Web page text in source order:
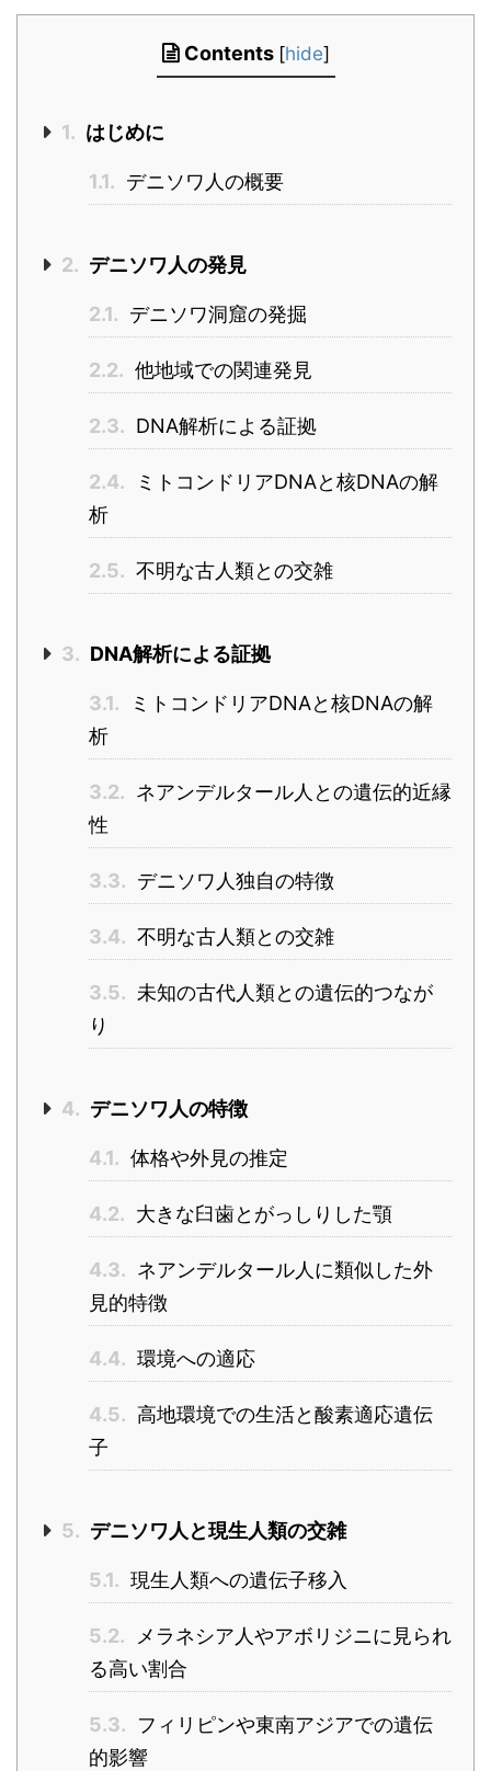
Contents [hide]
1. はじめに
1.1. デニソワ人の概要
2. デニソワ人の発見
2.1. デニソワ洞窟の発掘
2.2. 他地域での関連発見
2.3. DNA解析による証拠
2.4.
ミトコンドリアDNAと核DNAの解
析
2.5. 不明な古人類との交雑
3. DNA解析による証拠
3.1.
ミトコンドリアDNAと核DNAの解
析
3.2. ネアンデルタール人との遺伝的近縁
性
3.3. デニソワ人独自の特徴
3.4. 不明な古人類との交雑
3.5. 未知の古代人類との遺伝的つなが
り
4. デニソワ人の特徴
4.1. 体格や外見の推定
4.2. 大きな臼歯とがっしりした顎
4.3. ネアンデルタール人に類似した外
見的特徴
4.4. 環境への適応
4.5. 高地環境での生活と酸素適応遺伝
子
5. デニソワ人と現生人類の交雑
5.1. 現生人類への遺伝子移入
5.2.
メラネシア人やアボリジニに見られ
る高い割合
5.3.
フィリピンや東南アジアでの遺伝
的影響